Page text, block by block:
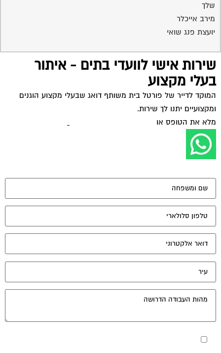
שלך
מירב אייכלר
יועצת פנג שואי
שירות אישי לוועדי בתים - איתור
בעלי מקצוע
המוקד לדייר של פורטל בית משותף דואג שבעלי מקצוע הוגנים
ומקצועיים יתנו לך שירות.
מלא את הטופס אולחץ לשליחת הודעת ווצאפ
מאשר את תנאי הפרטיות